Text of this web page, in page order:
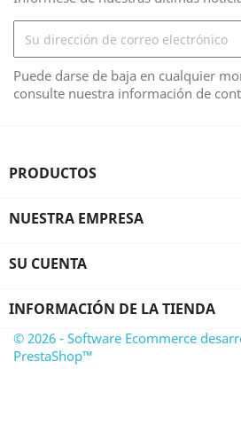
Puede darse de baja en cualquier
consulte nuestra información de
PRODUCTOS
NUESTRA EMPRESA
SU CUENTA
INFORMACIÓN DE LA TIENDA
© 2026 - Software Ecommerce
PrestaShop™